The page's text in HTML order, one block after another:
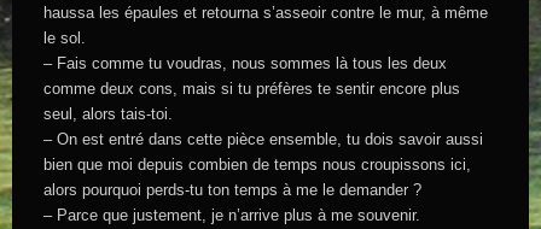
haussa les épaules et retourna s’asseoir contre le mur, à même
le sol.
– Fais comme tu voudras, nous sommes là tous les deux
comme deux cons, mais si tu préfères te sentir encore plus
seul, alors tais-toi.
– On est entré dans cette pièce ensemble, tu dois savoir aussi
bien que moi depuis combien de temps nous croupissons ici,
alors pourquoi perds-tu ton temps à me le demander ?
– Parce que justement, je n’arrive plus à me souvenir.